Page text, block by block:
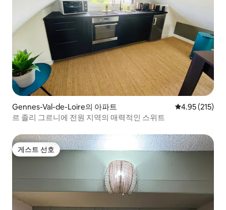
Gennes-Val-de-Loire의 아파트 평점 4.95점(5
4.95 (215)
르 졸리 그르니에 전원 지역의 매력적인 스위트
게스트 선호
게스트 선호